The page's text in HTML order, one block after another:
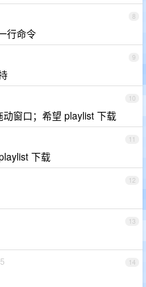
8
行命令
9
10
窗口；希望 playlist 下载
11
下载
12
13
14